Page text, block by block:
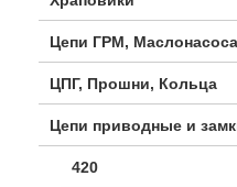
Цепи ГРМ,
ЦПГ, Прошни, Кольца
Цепи приводные и
420